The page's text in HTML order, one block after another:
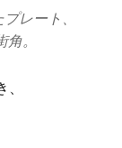
レート、
街角。